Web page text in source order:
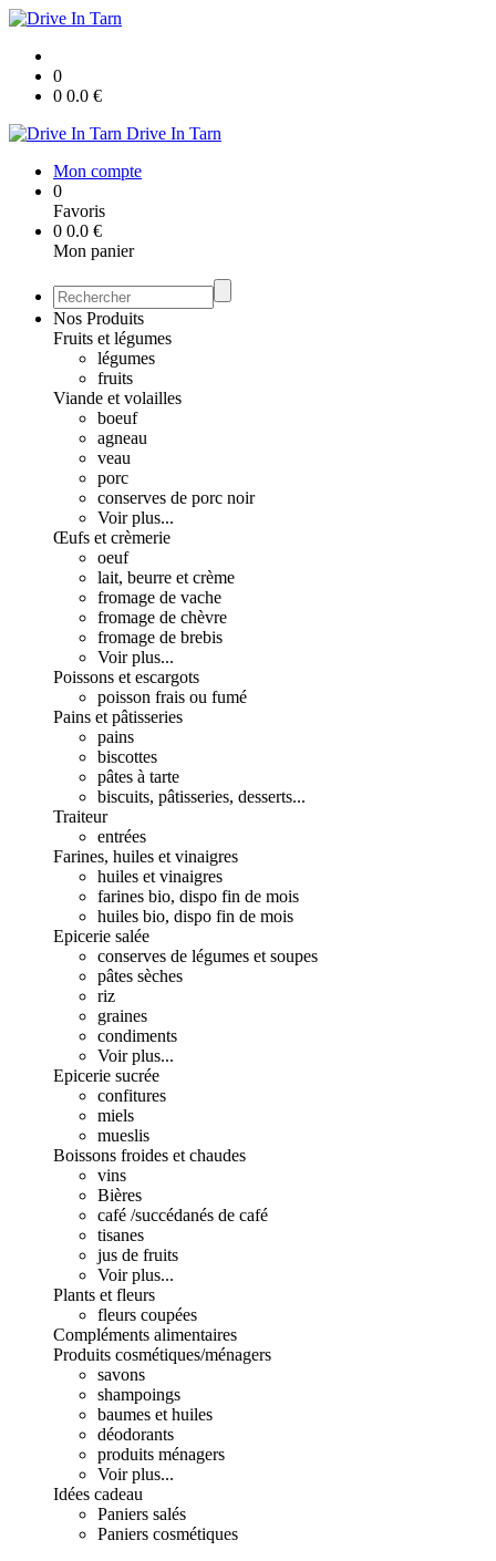
0
0 0.0 €
Drive In Tarn
Mon compte
0
Favoris
0 0.0 €
Mon panier
Nos Produits
Fruits et légumes
légumes
fruits
Viande et volailles
boeuf
agneau
veau
porc
conserves de porc noir
Voir plus...
Œufs et crèmerie
oeuf
lait, beurre et crème
fromage de vache
fromage de chèvre
fromage de brebis
Voir plus...
Poissons et escargots
poisson frais ou fumé
Pains et pâtisseries
pains
biscottes
pâtes à tarte
biscuits, pâtisseries, desserts...
Traiteur
entrées
Farines, huiles et vinaigres
huiles et vinaigres
farines bio, dispo fin de mois
huiles bio, dispo fin de mois
Epicerie salée
conserves de légumes et soupes
pâtes sèches
riz
graines
condiments
Voir plus...
Epicerie sucrée
confitures
miels
mueslis
Boissons froides et chaudes
vins
Bières
café /succédanés de café
tisanes
jus de fruits
Voir plus...
Plants et fleurs
fleurs coupées
Compléments alimentaires
Produits cosmétiques/ménagers
savons
shampoings
baumes et huiles
déodorants
produits ménagers
Voir plus...
Idées cadeau
Paniers salés
Paniers cosmétiques